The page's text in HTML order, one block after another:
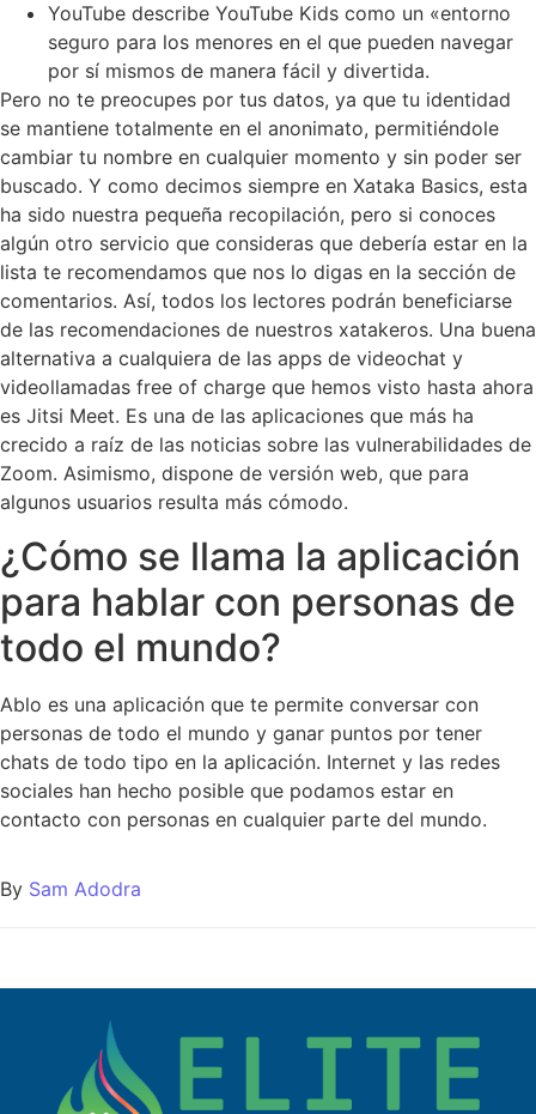
YouTube describe YouTube Kids como un «entorno
seguro para los menores en el que pueden navegar
por sí mismos de manera fácil y divertida.
Pero no te preocupes por tus datos, ya que tu identidad
se mantiene totalmente en el anonimato, permitiéndole
cambiar tu nombre en cualquier momento y sin poder ser
buscado. Y como decimos siempre en Xataka Basics, esta
ha sido nuestra pequeña recopilación, pero si conoces
algún otro servicio que consideras que debería estar en la
lista te recomendamos que nos lo digas en la sección de
comentarios. Así, todos los lectores podrán beneficiarse
de las recomendaciones de nuestros xatakeros. Una buena
alternativa a cualquiera de las apps de videochat y
videollamadas free of charge que hemos visto hasta ahora
es Jitsi Meet. Es una de las aplicaciones que más ha
crecido a raíz de las noticias sobre las vulnerabilidades de
Zoom. Asimismo, dispone de versión web, que para
algunos usuarios resulta más cómodo.
¿Cómo se llama la aplicación
para hablar con personas de
todo el mundo?
Ablo es una aplicación que te permite conversar con
personas de todo el mundo y ganar puntos por tener
chats de todo tipo en la aplicación. Internet y las redes
sociales han hecho posible que podamos estar en
contacto con personas en cualquier parte del mundo.
By Sam Adodra